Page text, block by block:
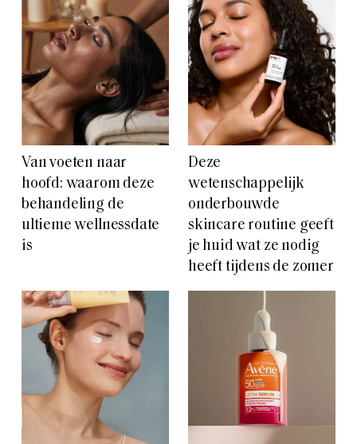
Van voeten naar
hoofd: waarom deze
behandeling de
ultieme wellnessdate
is
Deze
wetenschappelijk
onderbouwde
skincare routine geeft
je huid wat ze nodig
heeft tijdens de zomer